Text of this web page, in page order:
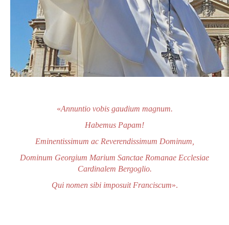
«Annuntio vobis gaudium magnum.
Habemus Papam!
Eminentissimum ac Reverendissimum Dominum,
Dominum Georgium Marium Sanctae Romanae Ecclesiae
Cardinalem Bergoglio.
Qui nomen sibi imposuit Franciscum».